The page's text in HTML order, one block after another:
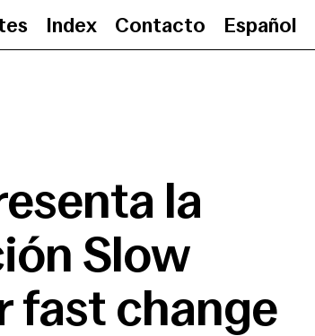
Index Contacto Español
la
Slow
fast change